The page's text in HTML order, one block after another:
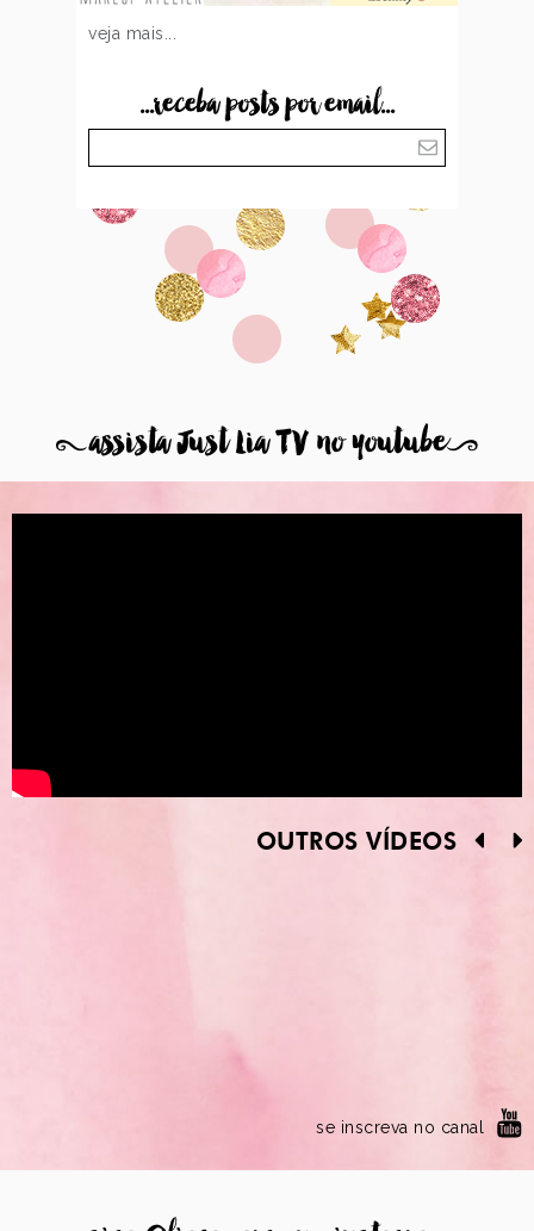
veja mais...
...receba posts por email...
8assista Just Lia TV no youtube9
OUTROS VÍDEOS
se inscreva no canal